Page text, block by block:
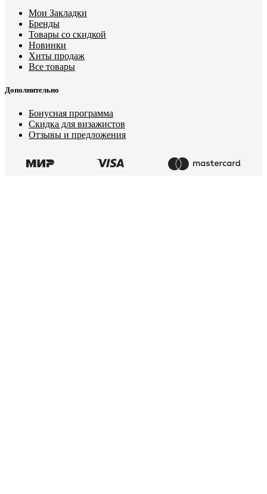
Мои Закладки
Бренды
Товары со скидкой
Новинки
Хиты продаж
Все товары
Дополнительно
Бонусная программа
Скидка для визажистов
Отзывы и предложения